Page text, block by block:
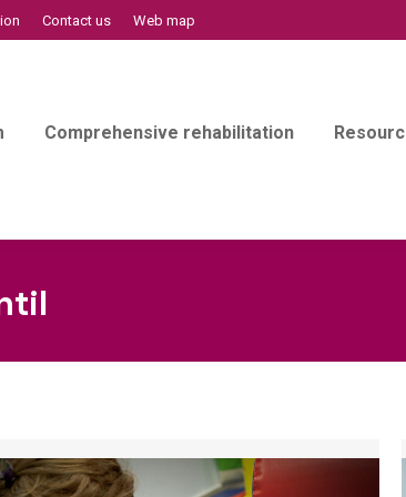
Contact us Web map
Comprehensive rehabilitation